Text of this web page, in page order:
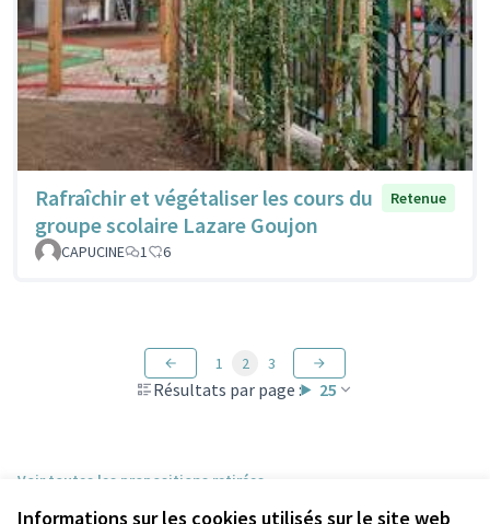
Informations sur les cookies utilisés sur le site web
Rafraîchir et végétaliser les cours du
groupe scolaire Lazare Goujon
Retenue
CAPUCINE 1 6
Résultats par page : 25
1 2 3
Voir toutes les propositions retirées